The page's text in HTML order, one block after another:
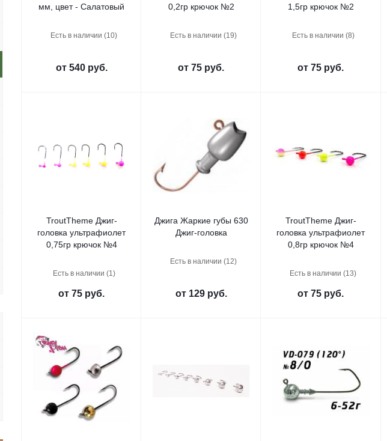
мм, цвет - Салатовый
Есть в наличии (10)
от 540 руб.
0,2гр крючок №2
Есть в наличии (19)
от75 руб.
1,5гр крючок №2
Есть в наличии (8)
от75 руб.
TroutTheme Джиг-
головка ультрафиолет
0,75гр крючок №4
Есть в наличии (1)
от75 руб.
Джига Жаркие губы 630
Джиг-головка
Есть в наличии (12)
от 129 руб.
TroutTheme Джиг-
головка ультрафиолет
0,8гр крючок №4
Есть в наличии (13)
от75 руб.